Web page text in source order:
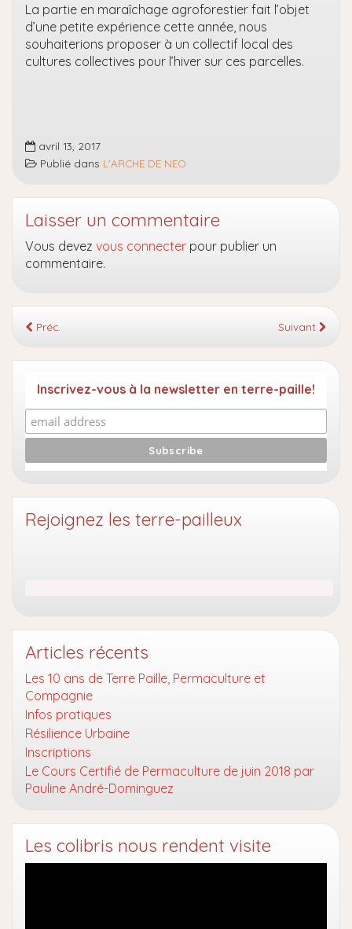
La partie en maraîchage agroforestier fait l’objet
d’une petite expérience cette année, nous
souhaiterions proposer à un collectif local des
cultures collectives pour l’hiver sur ces parcelles.
avril 13, 2017
Publié dans L'ARCHE DE NEO
Laisser un commentaire
Vous devez vous connecter pour publier un
commentaire.
Préc. Suivant
Inscrivez-vous à la newsletter en terre-paille!
Rejoignez les terre-pailleux
Articles récents
Les 10 ans de Terre Paille, Permaculture et
Compagnie
Infos pratiques
Résilience Urbaine
Inscriptions
Le Cours Certifié de Permaculture de juin 2018 par
Pauline André-Dominguez
Les colibris nous rendent visite